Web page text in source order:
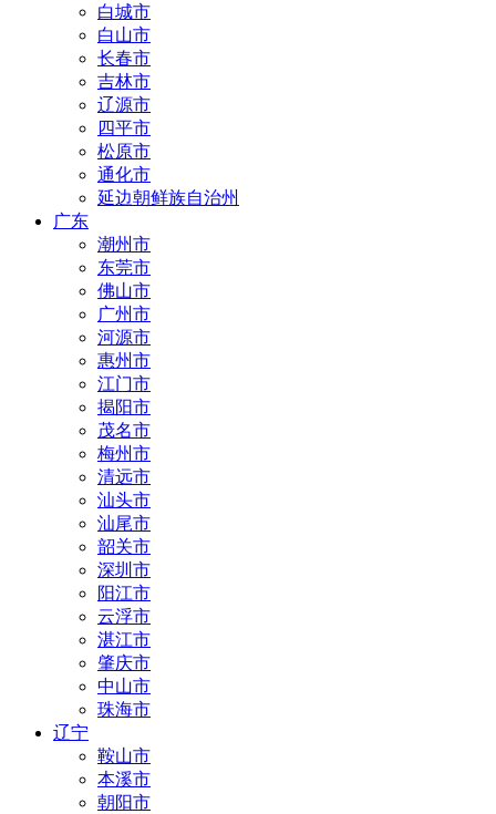
白城市
白山市
长春市
吉林市
辽源市
四平市
松原市
通化市
延边朝鲜族自治州
广东
潮州市
东莞市
佛山市
广州市
河源市
惠州市
江门市
揭阳市
茂名市
梅州市
清远市
汕头市
汕尾市
韶关市
深圳市
阳江市
云浮市
湛江市
肇庆市
中山市
珠海市
辽宁
鞍山市
本溪市
朝阳市